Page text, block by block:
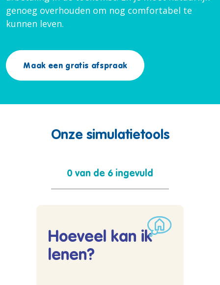
genoeg overhouden om nog comfortabel te
kunnen leven.
Maak een gratis afspraak
Onze simulatietools
0 van de 6 ingevuld
Hoeveel kan ik
lenen?